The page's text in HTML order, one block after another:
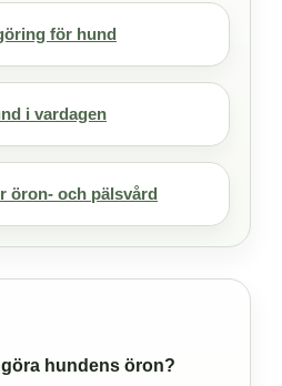
för hund
i vardagen
öron- och pälsvård
hundens öron?